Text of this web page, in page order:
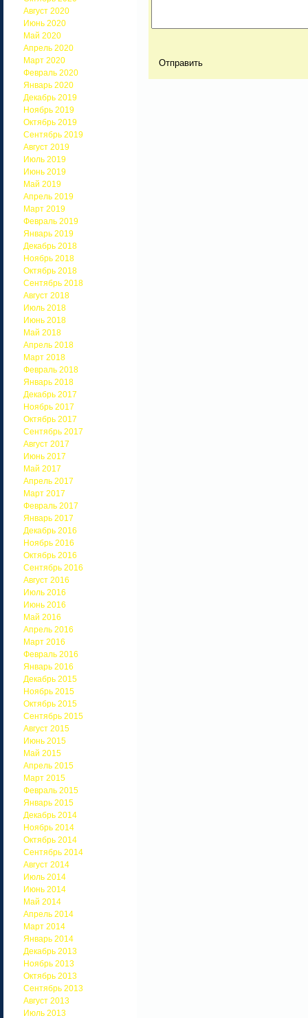
Август 2020
Июнь 2020
Май 2020
Апрель 2020
Март 2020
Февраль 2020
Январь 2020
Декабрь 2019
Ноябрь 2019
Октябрь 2019
Сентябрь 2019
Август 2019
Июль 2019
Июнь 2019
Май 2019
Апрель 2019
Март 2019
Февраль 2019
Январь 2019
Декабрь 2018
Ноябрь 2018
Октябрь 2018
Сентябрь 2018
Август 2018
Июль 2018
Июнь 2018
Май 2018
Апрель 2018
Март 2018
Февраль 2018
Январь 2018
Декабрь 2017
Ноябрь 2017
Октябрь 2017
Сентябрь 2017
Август 2017
Июнь 2017
Май 2017
Апрель 2017
Март 2017
Февраль 2017
Январь 2017
Декабрь 2016
Ноябрь 2016
Октябрь 2016
Сентябрь 2016
Август 2016
Июль 2016
Июнь 2016
Май 2016
Апрель 2016
Март 2016
Февраль 2016
Январь 2016
Декабрь 2015
Ноябрь 2015
Октябрь 2015
Сентябрь 2015
Август 2015
Июнь 2015
Май 2015
Апрель 2015
Март 2015
Февраль 2015
Январь 2015
Декабрь 2014
Ноябрь 2014
Октябрь 2014
Сентябрь 2014
Август 2014
Июль 2014
Июнь 2014
Май 2014
Апрель 2014
Март 2014
Январь 2014
Декабрь 2013
Ноябрь 2013
Октябрь 2013
Сентябрь 2013
Август 2013
Июль 2013